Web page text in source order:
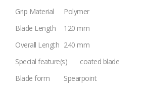
Grip Material
Polymer
Blade Length
120 mm
Overall Length 240 mm
Special feature(s)
coated blade
Blade form
Spearpoint